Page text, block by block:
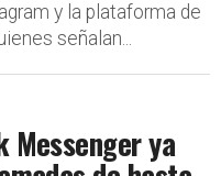
y la plataforma de
señalan...
Messenger ya